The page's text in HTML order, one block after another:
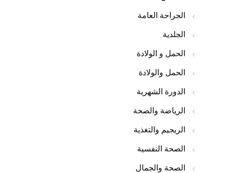
الجراحة العامة
الجلدية
الحمل و الولادة
الحمل والولادة
الدورة الشهرية
الرياضة والصحة
الريجيم والتغذية
الصحة النفسية
الصحة والجمال